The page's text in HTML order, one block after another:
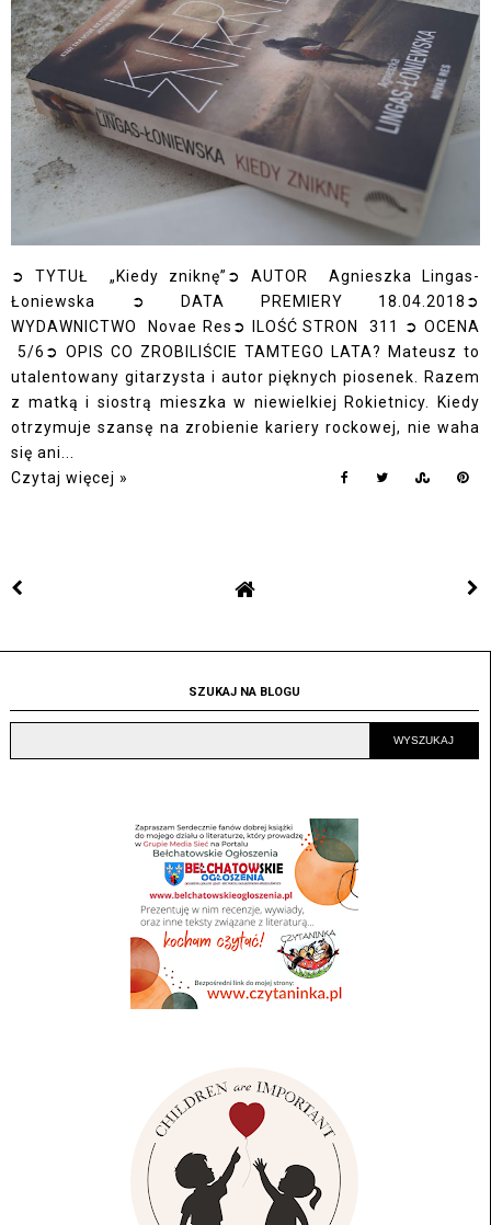
➲ TYTUŁ „Kiedy zniknę”➲ AUTOR Agnieszka Lingas-
Łoniewska ➲ DATA PREMIERY 18.04.2018➲
WYDAWNICTWO Novae Res➲ ILOŚĆ STRON 311 ➲ OCENA
5/6➲ OPIS CO ZROBILIŚCIE TAMTEGO LATA? Mateusz to
utalentowany gitarzysta i autor pięknych piosenek. Razem
z matką i siostrą mieszka w niewielkiej Rokietnicy. Kiedy
otrzymuje szansę na zrobienie kariery rockowej, nie waha
się ani...
Czytaj więcej »
SZUKAJ NA BLOGU